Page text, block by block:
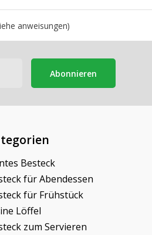
anweisungen)
Abonnieren
Besteck
für Abendessen
für Frühstück
Löffel
zum Servieren